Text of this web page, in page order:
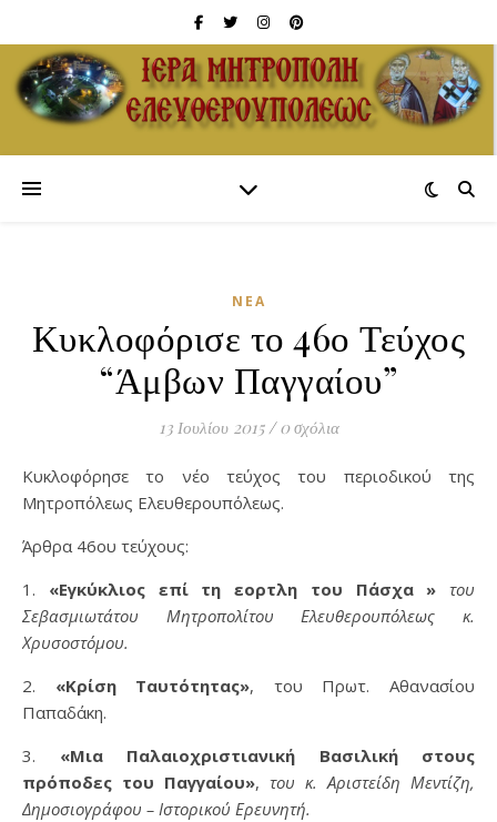
ΝΈΑ
Κυκλοφόρισε το 46ο Τεύχος
“Άμβων Παγγαίου”
13 Ιουλίου 2015 / 0 σχόλια
Κυκλοφόρησε το νέο τεύχος του περιοδικού της
Μητροπόλεως Ελευθερουπόλεως.
Άρθρα 46ου τεύχους:
1. «Εγκύκλιος επί τη εορτλη του Πάσχα » του
Σεβασμιωτάτου Μητροπολίτου Ελευθερουπόλεως κ.
Χρυσοστόμου.
2. «Κρίση Ταυτότητας», του Πρωτ. Αθανασίου
Παπαδάκη.
3. «Μια Παλαιοχριστιανική Βασιλική στους
πρόποδες του Παγγαίου», του κ. Αριστείδη Μεντίζη,
Δημοσιογράφου – Ιστορικού Ερευνητή.